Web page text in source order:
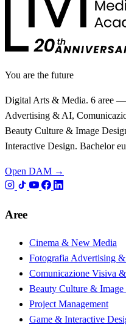
You are the future
Digital Arts & Media. 6 aree
Advertising & AI,
Beauty Culture & Image
Interactive Design. Bachelor
Open DAM →
Aree
Cinema & New Media
Fotografia Advertising
Comunicazione Visiva
Beauty Culture & Image
Project Management
Game & Interactive